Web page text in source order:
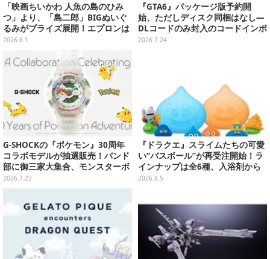
「映画ちいかわ 人魚の島のひみ
つ」より、「島二郎」BIGぬいぐ
るみがプライズ展開！エプロンは
ポケット付き
2026.8.1
『GTA6』パッケージ版予約開
始、ただしディスク同梱はなし―
DLコードのみ封入のコードインボ
ックス仕様
2026.7.24
G-SHOCKの『ポケモン』30周年
コラボモデルが抽選販売！バンド
部に御三家大集合、モンスターボ
ールのインダイアルなど遊び心た
っぷり
2026.7.22
『ドラクエ』スライムたちの可愛
い“バスボール”が再受注開始！ラ
インナップは全6種、入浴剤から
モンスターのフィギュアが出てく
2026.8.5